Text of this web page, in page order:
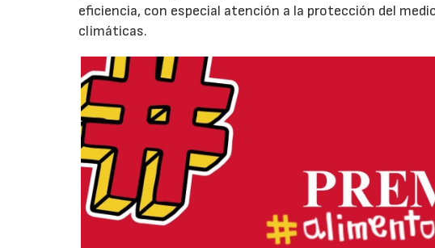
eficiencia, con especial atención a la protección del
climáticas.